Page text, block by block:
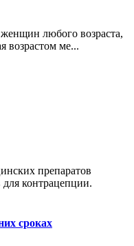
любого возраста,
возрастом ме...
препаратов
контрацепции.
сроках